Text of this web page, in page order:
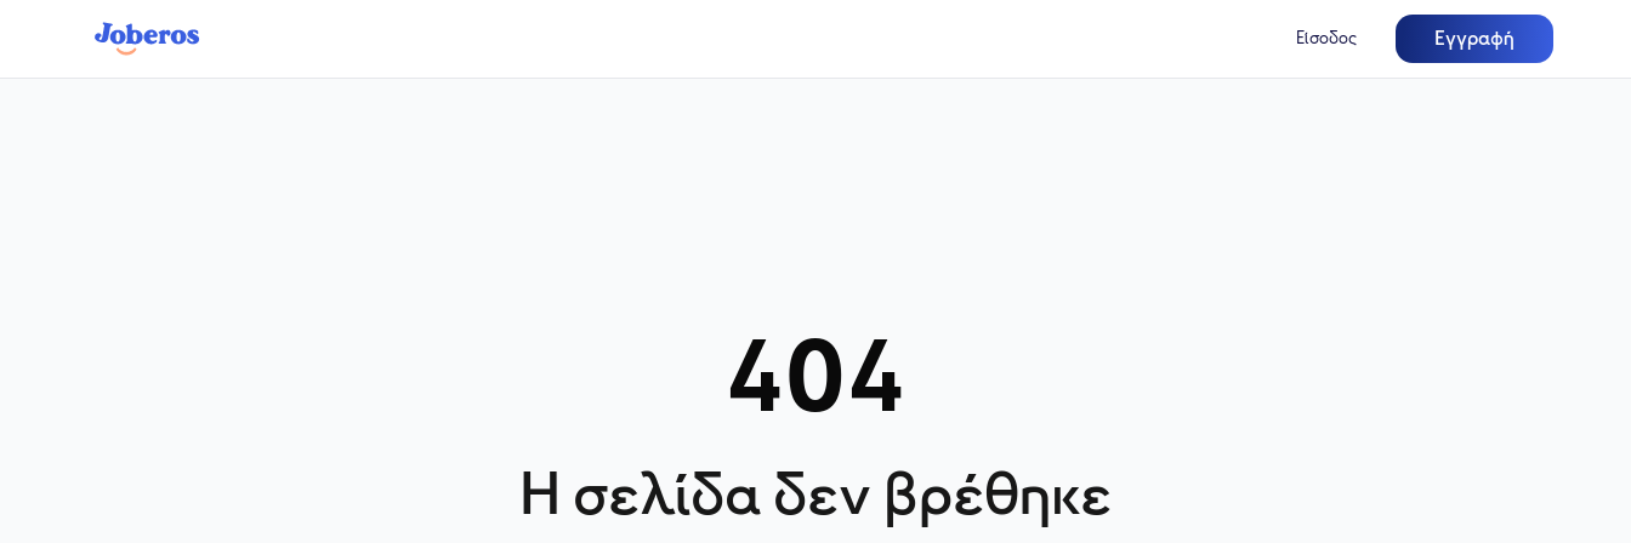
Είσοδος Εγγραφή
404
Η σελίδα δεν βρέθηκε